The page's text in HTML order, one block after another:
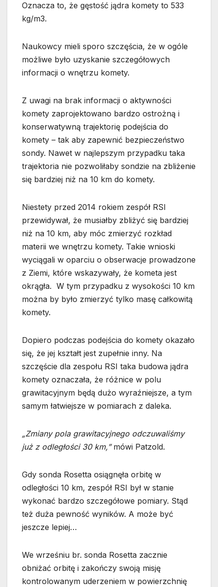
Oznacza to, że gęstość jądra komety to 533
kg/m3.
Naukowcy mieli sporo szczęścia, że w ogóle
możliwe było uzyskanie szczegółowych
informacji o wnętrzu komety.
Z uwagi na brak informacji o aktywności
komety zaprojektowano bardzo ostrożną i
konserwatywną trajektorię podejścia do
komety – tak aby zapewnić bezpieczeństwo
sondy. Nawet w najlepszym przypadku taka
trajektoria nie pozwoliłaby sondzie na zbliżenie
się bardziej niż na 10 km do komety.
Niestety przed 2014 rokiem zespół RSI
przewidywał, że musiałby zbliżyć się bardziej
niż na 10 km, aby móc zmierzyć rozkład
materii we wnętrzu komety. Takie wnioski
wyciągali w oparciu o obserwacje prowadzone
z Ziemi, które wskazywały, że kometa jest
okrągła. W tym przypadku z wysokości 10 km
można by było zmierzyć tylko masę całkowitą
komety.
Dopiero podczas podejścia do komety okazało
się, że jej kształt jest zupełnie inny. Na
szczęście dla zespołu RSI taka budowa jądra
komety oznaczała, że różnice w polu
grawitacyjnym będą dużo wyraźniejsze, a tym
samym łatwiejsze w pomiarach z daleka.
„Zmiany pola grawitacyjnego odczuwaliśmy
już z odległości 30 km,”mówi Patzold.
Gdy sonda Rosetta osiągnęła orbitę w
odległości 10 km, zespół RSI był w stanie
wykonać bardzo szczegółowe pomiary. Stąd
też duża pewność wyników. A może być
jeszcze lepiej…
We wrześniu br. sonda Rosetta zacznie
obniżać orbitę i zakończy swoją misję
kontrolowanym uderzeniem w powierzchnię